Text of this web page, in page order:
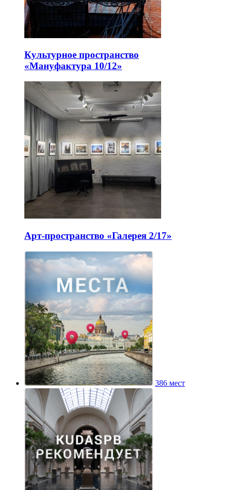
Культурное пространство
«Мануфактура 10/12»
Арт-пространство «Галерея 2/17»
386 мест